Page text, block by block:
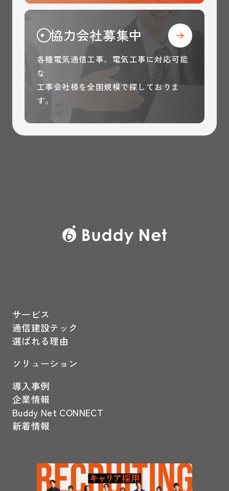
協力会社募集中
各種電気通信工事、電気工事に対応可能
な
工事会社様を全国規模で探しておりま
す。
サービス
通信建設テック
選ばれる理由
ソリューション
導入事例
企業情報
Buddy Net CONNECT
新着情報